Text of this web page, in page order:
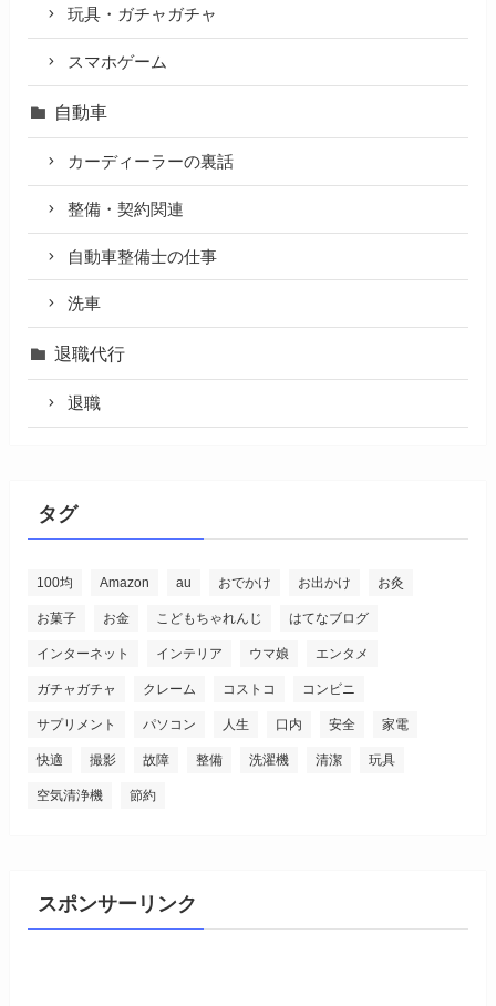
玩具・ガチャガチャ
スマホゲーム
自動車
カーディーラーの裏話
整備・契約関連
自動車整備士の仕事
洗車
退職代行
退職
タグ
100均 Amazon au おでかけ お出かけ お灸
お菓子 お金 こどもちゃれんじ はてなブログ
インターネット インテリア ウマ娘 エンタメ
ガチャガチャ クレーム コストコ コンビニ
サプリメント パソコン 人生 口内 安全 家電
快適 撮影 故障 整備 洗濯機 清潔 玩具
空気清浄機 節約
スポンサーリンク